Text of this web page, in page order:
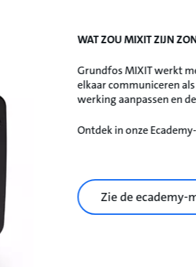
WAT ZOU MIXIT ZIJN
Grundfos MIXIT werkt
elkaar communiceren
werking aanpassen en
Ontdek in onze
Zie de ecademy-